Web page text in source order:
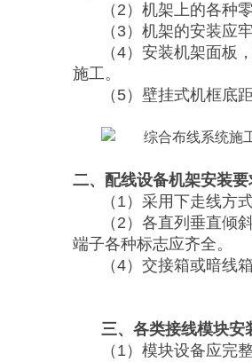
（2）机架上的各种
（3）机架的安装应
（4）安装机架面板
施工。
（5）壁挂式机框底
二、配线设备机架安装要
（1）采用下走线方
（2）各直列垂直倾
端子各种标志应齐全。
（4）交接箱或暗线
三、各类接线模块安
（1）模块设备应完